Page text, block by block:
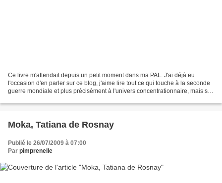
Ce livre m'attendait depuis un petit moment dans ma PAL. J'ai déjà eu
l'occasion d'en parler sur ce blog, j'aime lire tout ce qui touche à la seconde
guerre mondiale et plus précisèment à l'univers concentrationnaire, mais si,
Moka, Tatiana de Rosnay
Publié le 26/07/2009 à 07:00
Par pimprenelle